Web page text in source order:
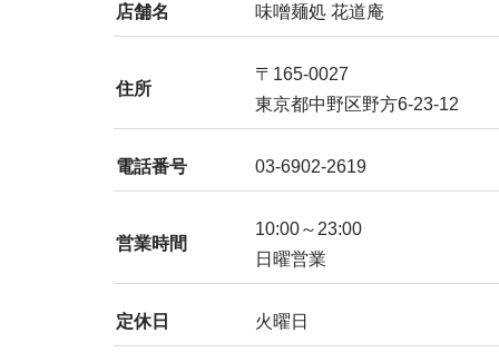
店舗名 味噌麺処 花道庵
住所
〒165-0027
東京都中野区野方6-23-12
電話番号 03-6902-2619
営業時間
10:00～23:00
日曜営業
定休日 火曜日